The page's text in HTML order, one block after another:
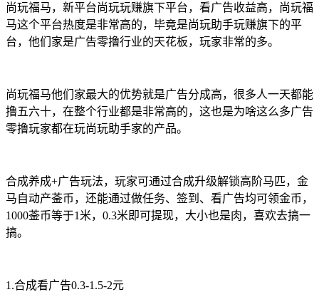
尚玩福马，新平台尚玩玩赚旗下平台，看广告收益高，尚玩福
马这个平台热度是非常高的，毕竟是尚玩助手玩赚旗下的平
台，他们家是广告零撸行业的天花板，玩家非常的多。
尚玩福马他们家最大的优势就是广告分成高，很多人一天都能
撸五六十，在整个行业都是非常高的，这也是为啥这么多广告
零撸玩家都在玩尚玩助手家的产品。
合成养成+广告玩法，玩家可通过合成升级解锁高阶马匹，金
马自动产菳币，还能通过做任务、签到、看广告均可领金币，
1000菳币等于1米，0.3米即可提现，大小也是肉，喜欢去搞一
搞。
1.合成看广告0.3-1.5-2元